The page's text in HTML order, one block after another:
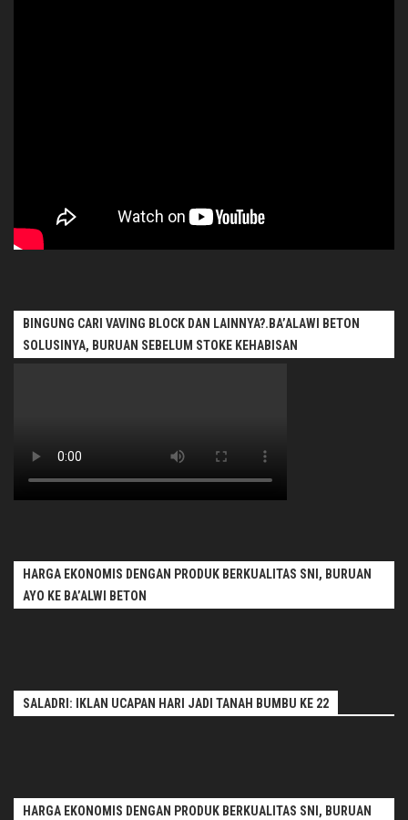
BINGUNG CARI VAVING BLOCK DAN LAINNYA?.BA’ALAWI BETON
SOLUSINYA, BURUAN SEBELUM STOKE KEHABISAN
HARGA EKONOMIS DENGAN PRODUK BERKUALITAS SNI, BURUAN
AYO KE BA’ALWI BETON
SALADRI: IKLAN UCAPAN HARI JADI TANAH BUMBU KE 22
HARGA EKONOMIS DENGAN PRODUK BERKUALITAS SNI, BURUAN